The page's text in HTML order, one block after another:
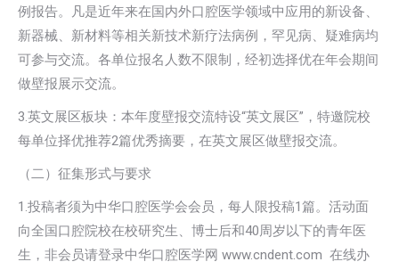
例报告。凡是近年来在国内外口腔医学领域中应用的新设备、
新器械、新材料等相关新技术新疗法病例，罕见病、疑难病均
可参与交流。各单位报名人数不限制，经初选择优在年会期间
做壁报展示交流。
3.英文展区板块：本年度壁报交流特设“英文展区”，特邀院校
每单位择优推荐2篇优秀摘要，在英文展区做壁报交流。
（二）征集形式与要求
1.投稿者须为中华口腔医学会会员，每人限投稿1篇。活动面
向全国口腔院校在校研究生、博士后和40周岁以下的青年医
生，非会员请登录中华口腔医学网 www.cndent.com 在线办